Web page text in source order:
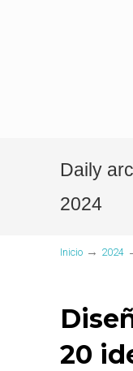
Daily
2024
Inicio → 2024
20